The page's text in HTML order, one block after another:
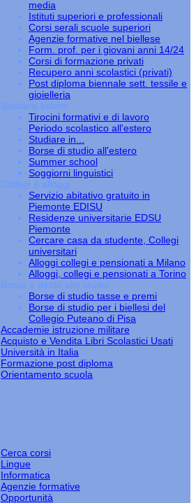
media
Istituti superiori e professionali
Corsi serali scuole superiori
Agenzie formative nel biellese
Form. prof. per i giovani anni 14/24
Corsi di formazione privati
Recupero anni scolastici (privati)
Post diploma biennale sett. tessile e
gioielleria
Studiare estero
Tirocini formativi e di lavoro
Periodo scolastico all'estero
Studiare in...
Borse di studio all'estero
Summer school
Soggiorni linguistici
Collegi e alloggi
Servizio abitativo gratuito in
Piemonte EDISU
Residenze universitarie EDSU
Piemonte
Cercare casa da studente, Collegi
universitari
Alloggi collegi e pensionati a Milano
Alloggi, collegi e pensionati a Torino
Borse e diritto allo studio
Borse di studio tasse e premi
Borse di studio per i biellesi del
Collegio Puteano di Pisa
Accademie istruzione militare
Acquisto e Vendita Libri Scolastici Usati
Università in Italia
Formazione post diploma
Orientamento scuola
Cerca corsi
Lingue
Informatica
Agenzie formative
Opportunità